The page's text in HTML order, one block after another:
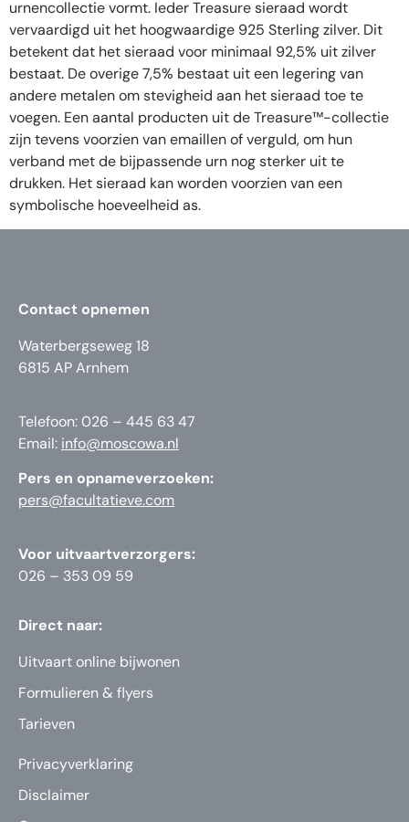
urnencollectie vormt. Ieder Treasure sieraad wordt
vervaardigd uit het hoogwaardige 925 Sterling zilver. Dit
betekent dat het sieraad voor minimaal 92,5% uit zilver
bestaat. De overige 7,5% bestaat uit een legering van
andere metalen om stevigheid aan het sieraad toe te
voegen. Een aantal producten uit de Treasure™-collectie
zijn tevens voorzien van emaillen of verguld, om hun
verband met de bijpassende urn nog sterker uit te
drukken. Het sieraad kan worden voorzien van een
symbolische hoeveelheid as.
Contact opnemen
Waterbergseweg 18
6815 AP Arnhem
Telefoon: 026 – 445 63 47
Email: info@moscowa.nl
Pers en opnameverzoeken:
pers@facultatieve.com
Voor uitvaartverzorgers:
026 – 353 09 59
Direct naar:
Uitvaart online bijwonen
Formulieren & flyers
Tarieven
Privacyverklaring
Disclaimer